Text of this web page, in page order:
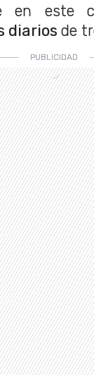
en este
diarios de